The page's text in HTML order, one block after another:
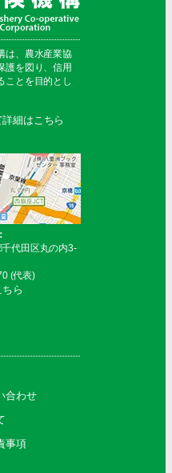
は、農水産業協
護を図り、信用
ことを目的とし
細はこちら
代田区丸の内3-
(代表)
ら
合わせ
事項